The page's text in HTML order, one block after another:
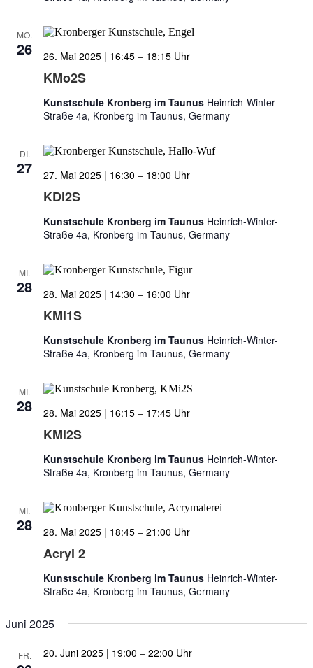
MO.
26
KMo2S
26. Mai 2025 | 16:45 – 18:15
Kunstschule Kronberg im Taunus Heinrich-Winter-
Straße 4a, Kronberg im Taunus, Germany
DI.
27
KDi2S
27. Mai 2025 | 16:30 – 18:00
Kunstschule Kronberg im Taunus Heinrich-Winter-
Straße 4a, Kronberg im Taunus, Germany
MI.
28
KMi1S
28. Mai 2025 | 14:30 – 16:00
Kunstschule Kronberg im Taunus Heinrich-Winter-
Straße 4a, Kronberg im Taunus, Germany
MI.
28
KMi2S
28. Mai 2025 | 16:15 – 17:45
Kunstschule Kronberg im Taunus Heinrich-Winter-
Straße 4a, Kronberg im Taunus, Germany
MI.
28
Acryl 2
28. Mai 2025 | 18:45 – 21:00
Kunstschule Kronberg im Taunus Heinrich-Winter-
Straße 4a, Kronberg im Taunus, Germany
Juni 2025
FR. 20. Juni 2025 | 19:00 – 22:00